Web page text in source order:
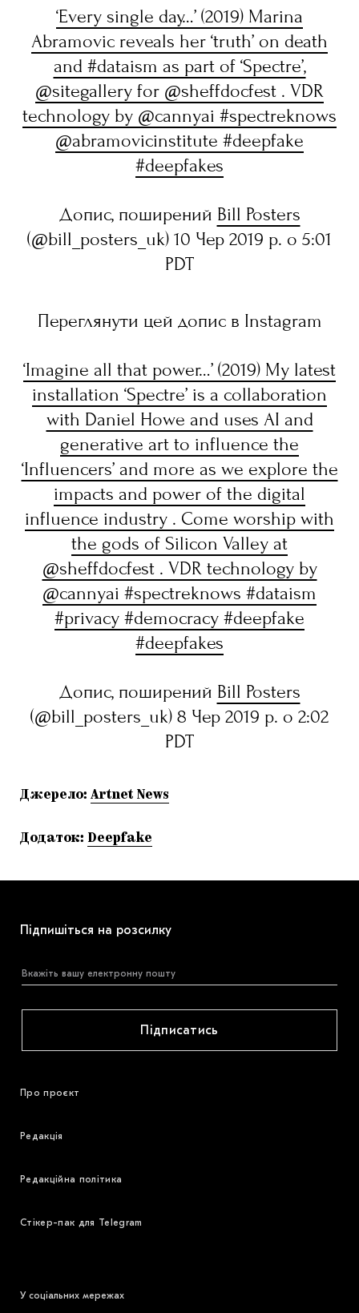
‘Every single day…’ (2019) Marina
Abramovic reveals her ‘truth’ on death
and #dataism as part of ‘Spectre’,
@sitegallery for @sheffdocfest . VDR
technology by @cannyai #spectreknows
@abramovicinstitute #deepfake
#deepfakes
Допис, поширений Bill Posters
(@bill_posters_uk) 10 Чер 2019 р. о 5:01
PDT
Переглянути цей допис в Instagram
‘Imagine all that power…’ (2019) My latest
installation ‘Spectre’ is a collaboration
with Daniel Howe and uses AI and
generative art to influence the
‘Influencers’ and more as we explore the
impacts and power of the digital
influence industry . Come worship with
the gods of Silicon Valley at
@sheffdocfest . VDR technology by
@cannyai #spectreknows #dataism
#privacy #democracy #deepfake
#deepfakes
Допис, поширений Bill Posters
(@bill_posters_uk) 8 Чер 2019 р. о 2:02
PDT
Джерело: Artnet News
Додаток: Deepfake
Підпишіться на розсилку
Підписатись
Про проєкт
Редакція
Редакційна політика
Стікер-пак для Telegram
У соціальних мережах